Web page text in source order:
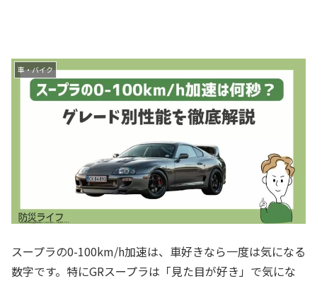
車・バイク
スープラの0-100km/h加速は、車好きなら一度は気になる
数字です。特にGRスープラは「見た目が好き」で気にな